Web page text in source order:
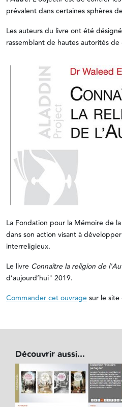
prévalent dans certaines sphères
Les auteurs du livre ont été
rassemblant de hautes autorités
La Fondation pour la Mémoire de
dans son action visant à
interreligieux.
Le livre Connaître la religion de
d’aujourd’hui" 2019.
Commander cet ouvragesur le
Découvrir aussi...